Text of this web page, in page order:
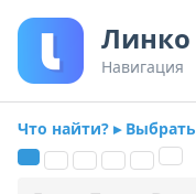
Линко
Навигация
Что найти? ▸ Выбрать